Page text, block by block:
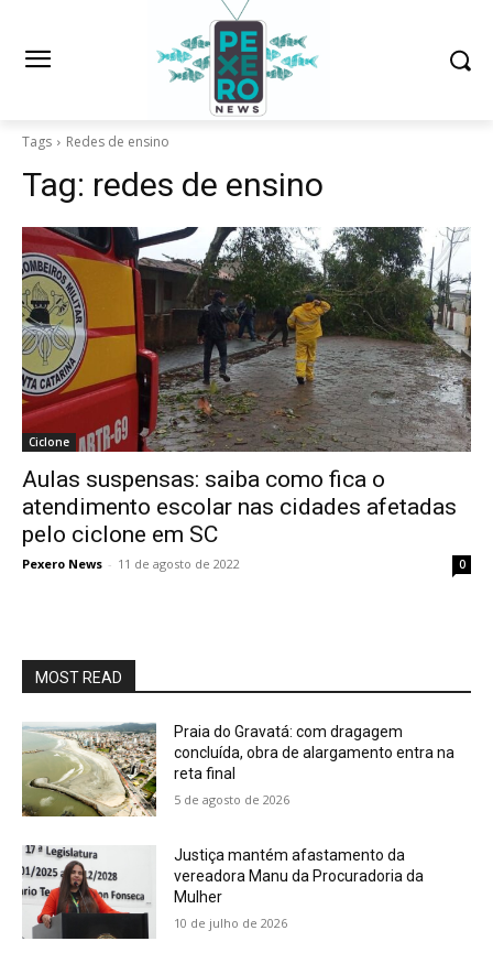
Tags Redes de ensino
Tag: redes de ensino
Ciclone
Aulas suspensas: saiba como fica o
atendimento escolar nas cidades afetadas
pelo ciclone em SC
Pexero News - 11 de agosto de 2022 0
MOST READ
Praia do Gravatá: com dragagem
concluída, obra de alargamento entra na
reta final
5 de agosto de 2026
Justiça mantém afastamento da
vereadora Manu da Procuradoria da
Mulher
10 de julho de 2026